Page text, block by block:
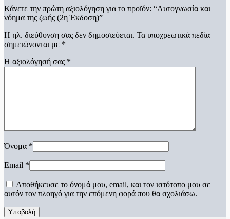
Κάνετε την πρώτη αξιολόγηση για το προϊόν: “Αυτογνωσία και
νόημα της ζωής (2η Έκδοση)”
Η ηλ. διεύθυνση σας δεν δημοσιεύεται. Τα υποχρεωτικά πεδία
σημειώνονται με *
Η αξιολόγησή σας *
Όνομα *
Email *
Αποθήκευσε το όνομά μου, email, και τον ιστότοπο μου σε
αυτόν τον πλοηγό για την επόμενη φορά που θα σχολιάσω.